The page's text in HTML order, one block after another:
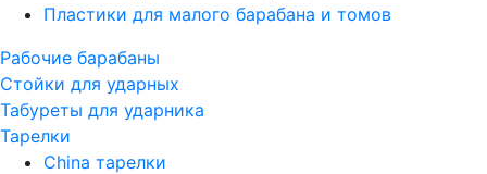
Пластики для малого барабана и томов
Рабочие барабаны
Стойки для ударных
Табуреты для ударника
Тарелки
China тарелки